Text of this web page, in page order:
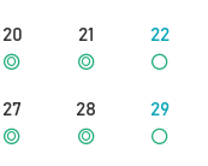
20 21 22
27 28 29